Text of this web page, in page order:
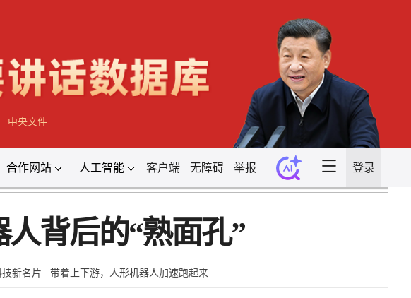
中央文件
合作网站 人工智能 客户端 无障碍 举报 登录
背后的“熟面孔”
新名片 带着上下游，人形机器人加速跑起来